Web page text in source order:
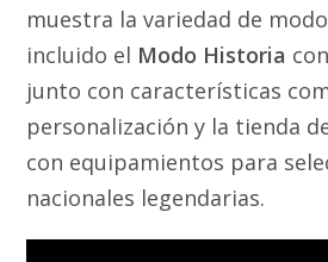
muestra la variedad de
incluido el Modo Historia
junto con características
personalización y la tienda
con equipamientos para
nacionales legendarias.